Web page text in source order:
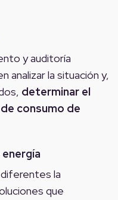
y auditoría
analizar la situación y,
determinar el
consumo de
la
que